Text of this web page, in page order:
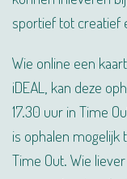
sportief tot creatief
Wie online een
iDEAL, kan deze
17.30 uur in Time
is ophalen mogelijk
Time Out. Wie